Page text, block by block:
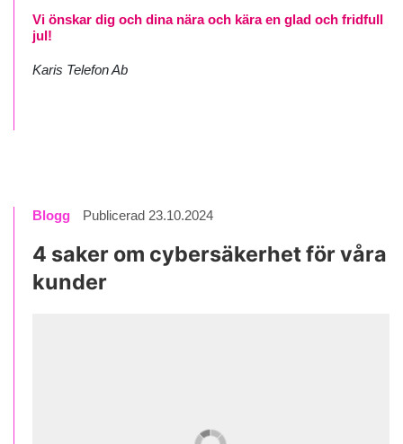
Vi önskar dig och dina nära och kära en glad och fridfull
jul!
Karis Telefon Ab
Blogg Publicerad 23.10.2024
4 saker om cybersäkerhet för våra
kunder